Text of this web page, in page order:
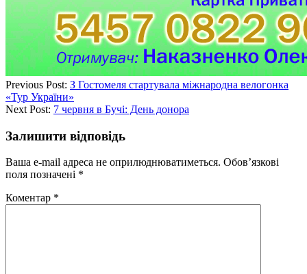
Previous Post: З Гостомеля стартувала міжнародна велогонка
«Тур України»
Next Post: 7 червня в Бучі: День донора
Залишити відповідь
Ваша e-mail адреса не оприлюднюватиметься. Обов’язкові
поля позначені *
Коментар *